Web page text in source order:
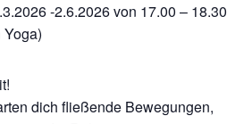
-2.6.2026 von 17.00 – 18.30
dich fließende Bewegungen,